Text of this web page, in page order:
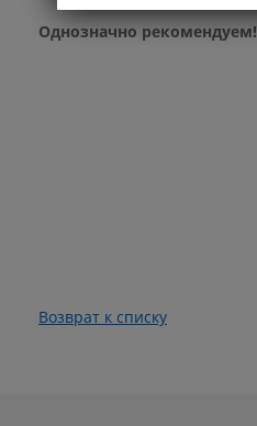
Однозначно рекомендуем!
Возврат к списку